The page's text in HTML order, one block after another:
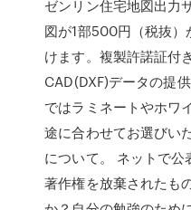
ゼンリン住宅地図出力
図が1部500円（税抜
けます。複製許諾証付
CAD(DXF)データの提
ではラミネートやホワ
途に合わせてお選びい
について。 ネットで
著作権を放棄されたも